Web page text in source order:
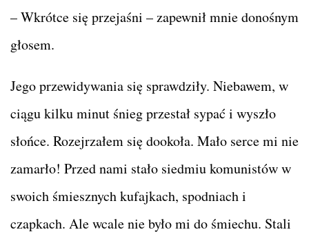
– Wkrótce się przejaśni – zapewnił mnie donośnym
głosem.
Jego przewidywania się sprawdziły. Niebawem, w
ciągu kilku minut śnieg przestał sypać i wyszło
słońce. Rozejrzałem się dookoła. Mało serce mi nie
zamarło! Przed nami stało siedmiu komunistów w
swoich śmiesznych kufajkach, spodniach i
czapkach. Ale wcale nie było mi do śmiechu. Stali